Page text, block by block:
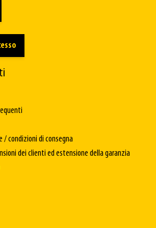
/ condizioni di consegna
dei clienti ed estensione della garanzia